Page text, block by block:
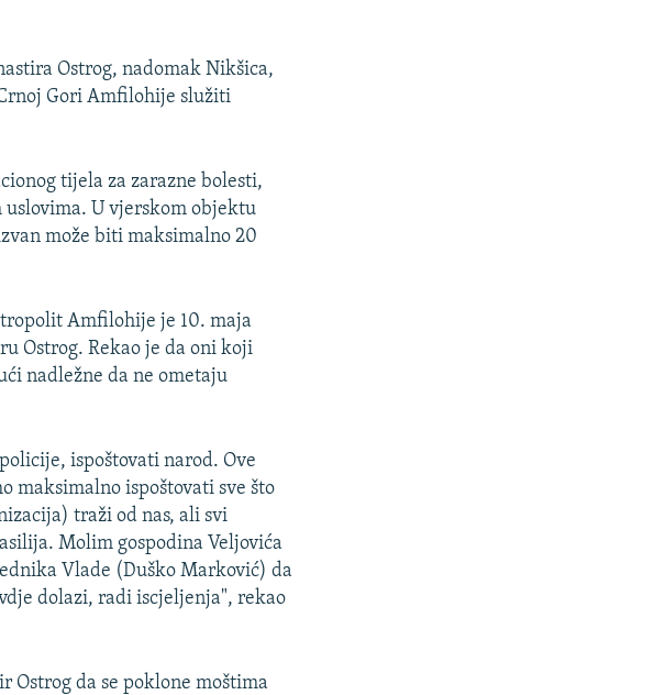
Ostrog, nadomak Nikšica,
Gori Amfilohije služiti
tijela za zarazne bolesti,
U vjerskom objektu
može biti maksimalno 20
Amfilohije je 10. maja
Ostrog. Rekao je da oni koji
nadležne da ne ometaju
ispoštovati narod. Ove
maksimalno ispoštovati sve što
traži od nas, ali svi
Molim gospodina Veljovića
Vlade (Duško Marković) da
dolazi, radi iscjeljenja", rekao
Ostrog da se poklone moštima